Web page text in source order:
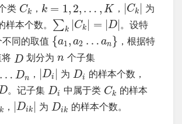
类 Ck ， k = 1, 2, … , K， |Ck | 为
样本个数。 ∑k |Ck | = | D|。设特
不同的取值 {a1, a2 … an} ，根据特
D 划分为 n 个子集
… Dn ， |Di | 为 Di 的样本个数，
D。记子集 Di 中属于类 Ck 的样本
k ， |Dik | 为 Dik 的样本个数。